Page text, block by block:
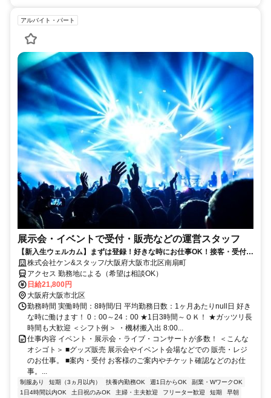
アルバイト・パート
展示会・イベントで受付・販売などの運営スタッフ
【新入生ウェルカム】まずは登録！好きな時にお仕事OK！接客・受付も
裏方もあり◎友達同士・サークルの仲間と一緒に応募も歓迎！
株式会社ケン&スタッフ/大阪府大阪市北区南扇町
アクセス 勤務地による（希望は相談OK）
日給21,800円
大阪府大阪市北区
勤務時間 実働時間：8時間/日 平均勤務日数：1ヶ月あたりnull日 好き
な時に働けます！ 0：00～24：00 ★1日3時間～ＯＫ！ ★ガッツリ長
時間も大歓迎 ＜シフト例＞ ・機材搬入出 8:00...
仕事内容 イベント・展示会・ライブ・コンサートが多数！ ＜こんな
オシゴト＞ ■グッズ販売 展示会やイベント会場などでの 販売・レジ
のお仕事。 ■案内・受付 お客様のご案内やチケット確認などのお仕
事。...
制服あり 短期（3ヵ月以内） 扶養内勤務OK 週1日からOK
副業・WワークOK
1日4時間以内OK
土日祝のみOK 主婦・主夫歓迎 フリーター歓迎 短期
早朝